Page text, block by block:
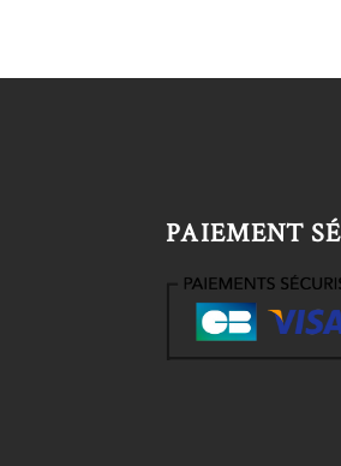
PAIEMENT